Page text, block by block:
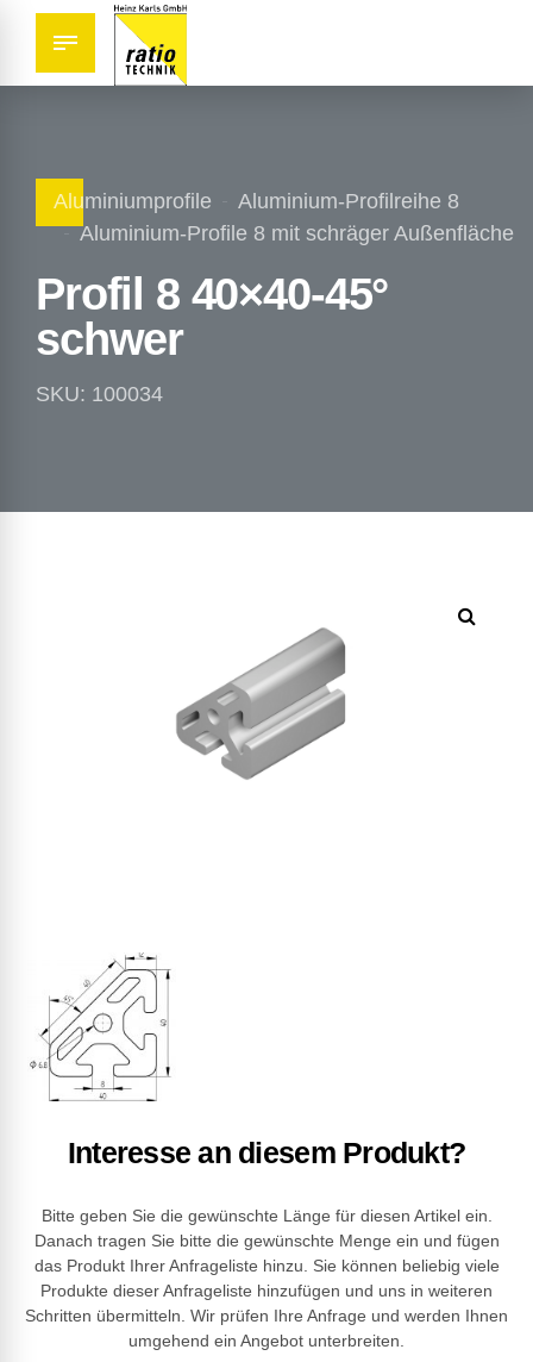
Aluminiumprofile
Aluminium-Profilreihe 8
Aluminium-Profile 8 mit schräger Außenfläche
Profil 8 40×40-45°
schwer
SKU: 100034
Interesse an diesem Produkt?
Bitte geben Sie die gewünschte Länge für diesen Artikel ein.
Danach tragen Sie bitte die gewünschte Menge ein und fügen
das Produkt Ihrer Anfrageliste hinzu. Sie können beliebig viele
Produkte dieser Anfrageliste hinzufügen und uns in weiteren
Schritten übermitteln. Wir prüfen Ihre Anfrage und werden Ihnen
umgehend ein Angebot unterbreiten.